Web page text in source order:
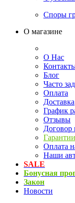
Споры
О магазине
О Нас
Блог
Часто
Оплата
Доставка
График
Отзывы
Договор
Оплата
Наши
SALE
Бонусная
Закон
Новости